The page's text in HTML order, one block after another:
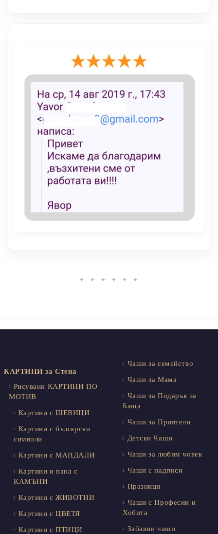
✦ ✦ ✦ ✦ ✦ ✦
КАРТИНИ за Стена
Рисувани КАРТИНИ ПО
МОТИВ
Картини с ШЕВИЦИ
Картини с български
символи
Картини с МАНДАЛИ
Картини и пана с
КАМЪНИ
Картини с ЖИВОТНИ
Картини с ЦВЕТЯ
Картини с ПТИЦИ
Чаши за семейство
Чаши за Мама
Чаши за Подарък за
Баща
Чаши за Приятели
Детски Чаши
Чаши за любим човек
Чаши с надписи
Празници
Чаши с Професии и
Хобита
Забавни чаши